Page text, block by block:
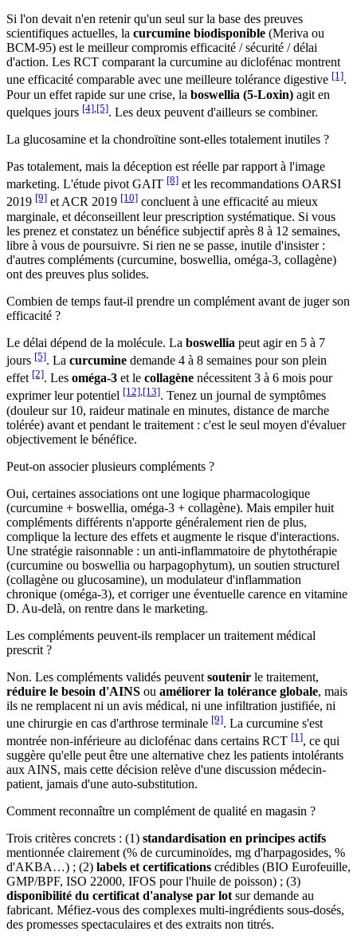
Si l'on devait n'en retenir qu'un seul sur la base des preuves
scientifiques actuelles, la curcumine biodisponible (Meriva ou
BCM-95) est le meilleur compromis efficacité / sécurité / délai
d'action. Les RCT comparant la curcumine au diclofénac montrent
une efficacité comparable avec une meilleure tolérance digestive [1].
Pour un effet rapide sur une crise, la boswellia (5-Loxin) agit en
quelques jours [4] [5]. Les deux peuvent d'ailleurs se combiner.
La glucosamine et la chondroïtine sont-elles totalement inutiles ?
Pas totalement, mais la déception est réelle par rapport à l'image
marketing. L'étude pivot GAIT [8] et les recommandations OARSI
2019 [9] et ACR 2019 [10] concluent à une efficacité au mieux
marginale, et déconseillent leur prescription systématique. Si vous
les prenez et constatez un bénéfice subjectif après 8 à 12 semaines,
libre à vous de poursuivre. Si rien ne se passe, inutile d'insister :
d'autres compléments (curcumine, boswellia, oméga-3, collagène)
ont des preuves plus solides.
Combien de temps faut-il prendre un complément avant de juger son
efficacité ?
Le délai dépend de la molécule. La boswellia peut agir en 5 à 7
jours [5]. La curcumine demande 4 à 8 semaines pour son plein
effet [2]. Les oméga-3 et le collagène nécessitent 3 à 6 mois pour
exprimer leur potentiel [12],[13]. Tenez un journal de symptômes
(douleur sur 10, raideur matinale en minutes, distance de marche
tolérée) avant et pendant le traitement : c'est le seul moyen d'évaluer
objectivement le bénéfice.
Peut-on associer plusieurs compléments ?
Oui, certaines associations ont une logique pharmacologique
(curcumine + boswellia, oméga-3 + collagène). Mais empiler huit
compléments différents n'apporte généralement rien de plus,
complique la lecture des effets et augmente le risque d'interactions.
Une stratégie raisonnable : un anti-inflammatoire de phytothérapie
(curcumine ou boswellia ou harpagophytum), un soutien structurel
(collagène ou glucosamine), un modulateur d'inflammation
chronique (oméga-3), et corriger une éventuelle carence en vitamine
D. Au-delà, on rentre dans le marketing.
Les compléments peuvent-ils remplacer un traitement médical
prescrit ?
Non. Les compléments validés peuvent soutenir le traitement,
réduire le besoin d'AINS ou améliorer la tolérance globale, mais
ils ne remplacent ni un avis médical, ni une infiltration justifiée, ni
une chirurgie en cas d'arthrose terminale [9]. La curcumine s'est
montrée non-inférieure au diclofénac dans certains RCT [1], ce qui
suggère qu'elle peut être une alternative chez les patients intolérants
aux AINS, mais cette décision relève d'une discussion médecin-
patient, jamais d'une auto-substitution.
Comment reconnaître un complément de qualité en magasin ?
Trois critères concrets : (1) standardisation en principes actifs
mentionnée clairement (% de curcuminoïdes, mg d'harpagosides, %
d'AKBA…) ; (2) labels et certifications crédibles (BIO Eurofeuille,
GMP/BPF, ISO 22000, IFOS pour l'huile de poisson) ; (3)
disponibilité du certificat d'analyse par lot sur demande au
fabricant. Méfiez-vous des complexes multi-ingrédients sous-dosés,
des promesses spectaculaires et des extraits non titrés.